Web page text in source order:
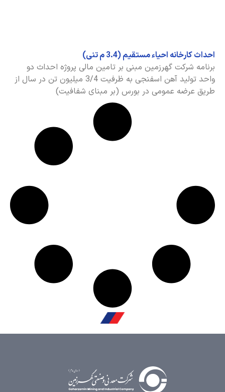
کارخانه احیاء مستقیم (3.4 م تنی)
شرکت گهرزمین مبنی بر تامین مالی پروژه احداث دو
واحد تولید آهن اسفنجی به ظرفیت 3/4 میلیون تن در سال از
عرضه عمومی در بورس (بر مبنای شفافیت)